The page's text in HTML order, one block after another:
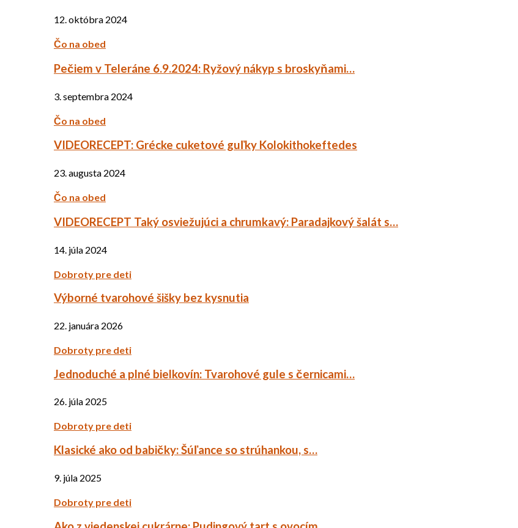
12. októbra 2024
Čo na obed
Pečiem v Teleráne 6.9.2024: Ryžový nákyp s broskyňami…
3. septembra 2024
Čo na obed
VIDEORECEPT: Grécke cuketové guľky Kolokithokeftedes
23. augusta 2024
Čo na obed
VIDEORECEPT Taký osviežujúci a chrumkavý: Paradajkový šalát s…
14. júla 2024
Dobroty pre deti
Výborné tvarohové šišky bez kysnutia
22. januára 2026
Dobroty pre deti
Jednoduché a plné bielkovín: Tvarohové gule s černicami…
26. júla 2025
Dobroty pre deti
Klasické ako od babičky: Šúľance so strúhankou, s…
9. júla 2025
Dobroty pre deti